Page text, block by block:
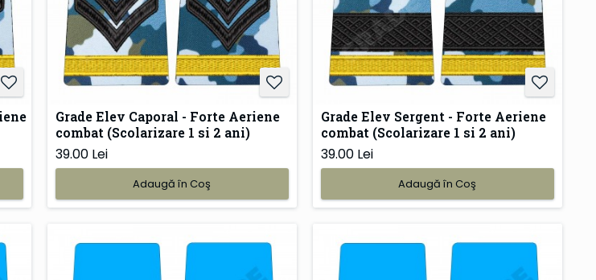
Grade Elev Caporal - Forte Aeriene
combat (Scolarizare 1 si 2 ani)
39.00 Lei
Adaugă în Coş
Grade Elev Sergent - Forte Aeriene
combat (Scolarizare 1 si 2 ani)
39.00 Lei
Adaugă în Coş